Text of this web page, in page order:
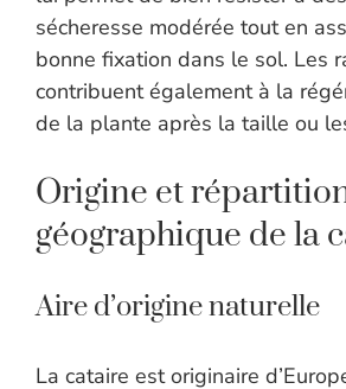
sécheresse modérée tout en
bonne fixation dans le sol. Les
contribuent également à la
de la plante après la taille ou
Origine et
géographique de la
Aire d’origine naturelle
La cataire est originaire